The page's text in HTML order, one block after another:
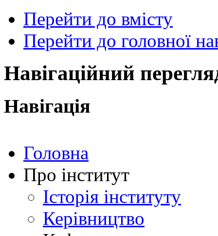
Перейти до вмісту
Перейти до головної
Навігаційний
Навігація
Головна
Про інститут
Історія інституту
Керівництво